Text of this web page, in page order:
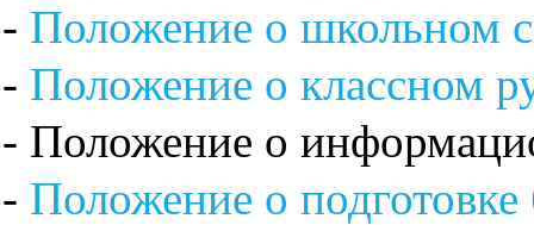
- Положение о школьном
- Положение о классном
- Положение о
- Положение о